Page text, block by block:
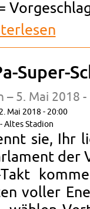
Su­per-
– 5. Mai 2018 -
Mai 2018 - 20:00
Altes Sta­di­on
sie, Ihr
der
Takt
vol­ler